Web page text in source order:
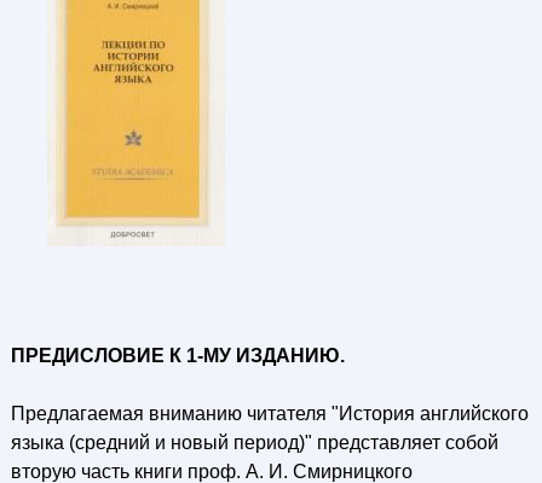
ПРЕДИСЛОВИЕ К 1-МУ ИЗДАНИЮ.
Предлагаемая вниманию читателя "История английского
языка (средний и новый период)" представляет собой
вторую часть книги проф. А. И. Смирницкого